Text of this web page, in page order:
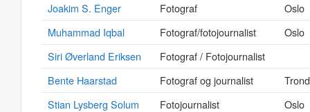
Joakim S. Enger
Fotograf
Oslo
Muhammad Iqbal
Fotograf/fotojournalist
Oslo
Siri Øverland Eriksen
Fotograf / Fotojournalist
Bente Haarstad
Fotograf og journalist
Stian Lysberg Solum
Fotojournalist
Oslo